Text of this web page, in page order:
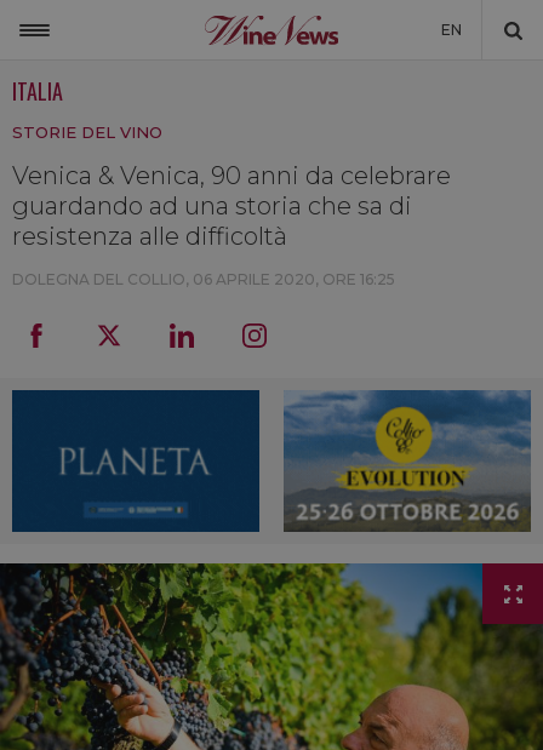
EN
NON SOLO VINO
NEWSLETTER
LA CANTINA DI WINENEWS
DICONO DI NOI
ITALIA
STORIE DEL VINO
Venica & Venica, 90 anni da celebrare
guardando ad una storia che sa di
resistenza alle difficoltà
DOLEGNA DEL COLLIO, 06 APRILE 2020, ORE 16:25